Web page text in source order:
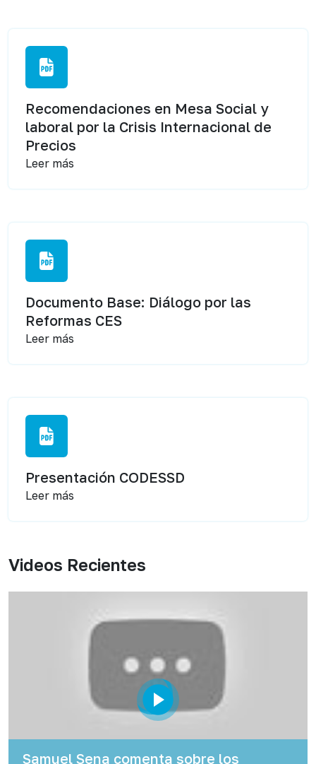
Recomendaciones en Mesa Social y
laboral por la Crisis Internacional de
Precios
Leer más
Documento Base: Diálogo por las
Reformas CES
Leer más
Presentación CODESSD
Leer más
Videos Recientes
Samuel Sena comenta sobre los